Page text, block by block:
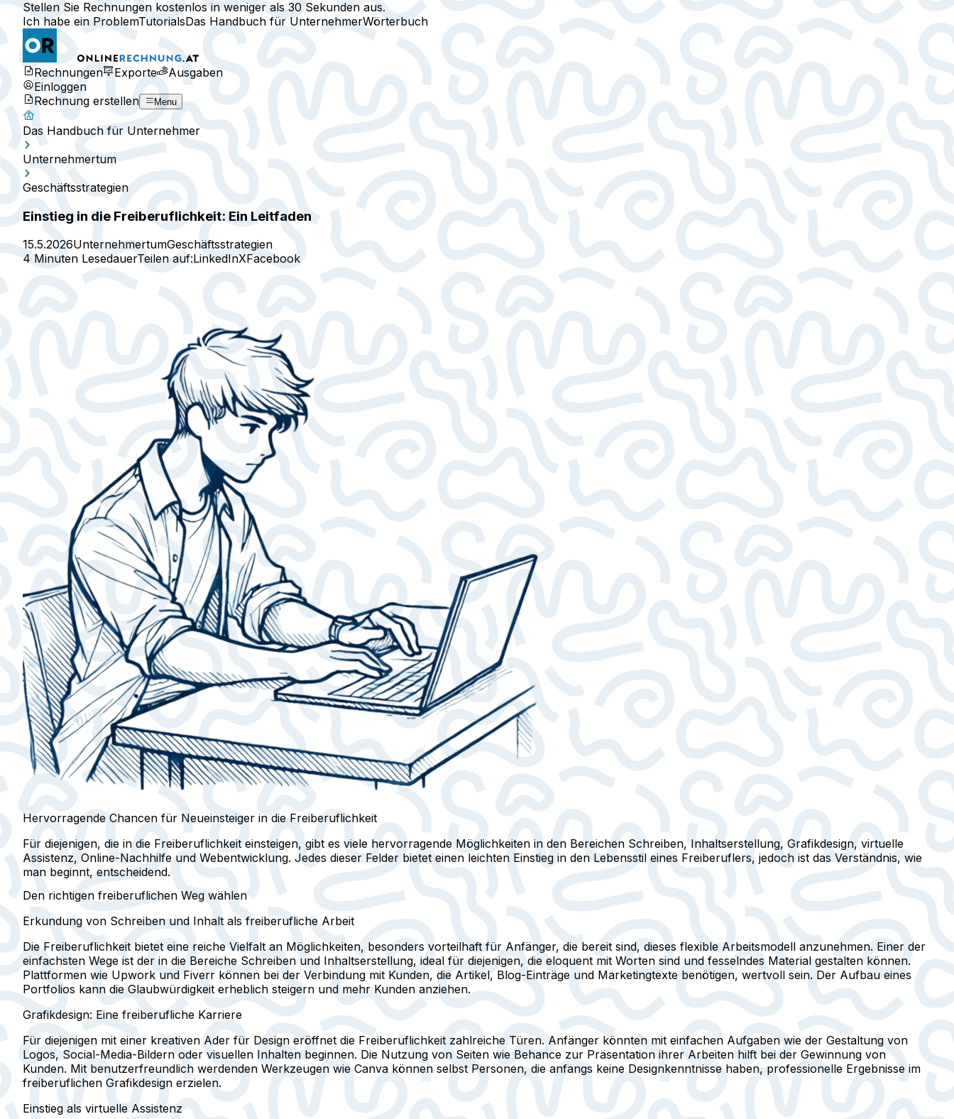
Stellen Sie Rechnungen kostenlos in weniger als 30 Sekunden aus.
Ich habe ein ProblemTutorialsDas Handbuch für UnternehmerWörterbuch
Rechnungen Exporte
Ausgaben
Einloggen
Rechnung erstellen
Menu
Das Handbuch für Unternehmer
Unternehmertum
Geschäftsstrategien
Einstieg in die Freiberuflichkeit: Ein Leitfaden
15.5.2026UnternehmertumGeschäftsstrategien
4 Minuten LesedauerTeilen auf:LinkedInXFacebook
Hervorragende Chancen für Neueinsteiger in die Freiberuflichkeit
Für diejenigen, die in die Freiberuflichkeit einsteigen, gibt es viele hervorragende Möglichkeiten in den Bereichen Schreiben, Inhaltserstellung, Grafikdesign, virtuelle
Assistenz, Online-Nachhilfe und Webentwicklung. Jedes dieser Felder bietet einen leichten Einstieg in den Lebensstil eines Freiberuflers, jedoch ist das Verständnis, wie
man beginnt, entscheidend.
Den richtigen freiberuflichen Weg wählen
Erkundung von Schreiben und Inhalt als freiberufliche Arbeit
Die Freiberuflichkeit bietet eine reiche Vielfalt an Möglichkeiten, besonders vorteilhaft für Anfänger, die bereit sind, dieses flexible Arbeitsmodell anzunehmen. Einer der
einfachsten Wege ist der in die Bereiche Schreiben und Inhaltserstellung, ideal für diejenigen, die eloquent mit Worten sind und fesselndes Material gestalten können.
Plattformen wie Upwork und Fiverr können bei der Verbindung mit Kunden, die Artikel, Blog-Einträge und Marketingtexte benötigen, wertvoll sein. Der Aufbau eines
Portfolios kann die Glaubwürdigkeit erheblich steigern und mehr Kunden anziehen.
Grafikdesign: Eine freiberufliche Karriere
Für diejenigen mit einer kreativen Ader für Design eröffnet die Freiberuflichkeit zahlreiche Türen. Anfänger könnten mit einfachen Aufgaben wie der Gestaltung von
Logos, Social-Media-Bildern oder visuellen Inhalten beginnen. Die Nutzung von Seiten wie Behance zur Präsentation ihrer Arbeiten hilft bei der Gewinnung von
Kunden. Mit benutzerfreundlich werdenden Werkzeugen wie Canva können selbst Personen, die anfangs keine Designkenntnisse haben, professionelle Ergebnisse im
freiberuflichen Grafikdesign erzielen.
Einstieg als virtuelle Assistenz